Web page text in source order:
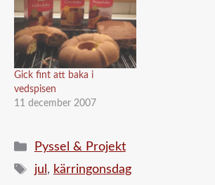
Gick fint att baka i
vedspisen
11 december 2007
Kategorier
Pyssel & Projekt
Etiketter
jul , kärringonsdag